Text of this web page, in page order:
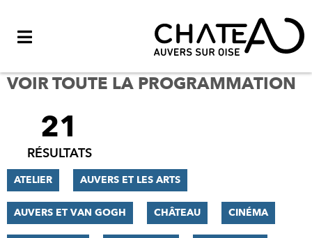
VOIR TOUTE LA PROGRAMMATION
FILTRER
RÉSULTATS
21
RÉSULTATS
ATELIER AUVERS ET LES ARTS
AUVERS ET VAN GOGH CHÂTEAU CINÉMA